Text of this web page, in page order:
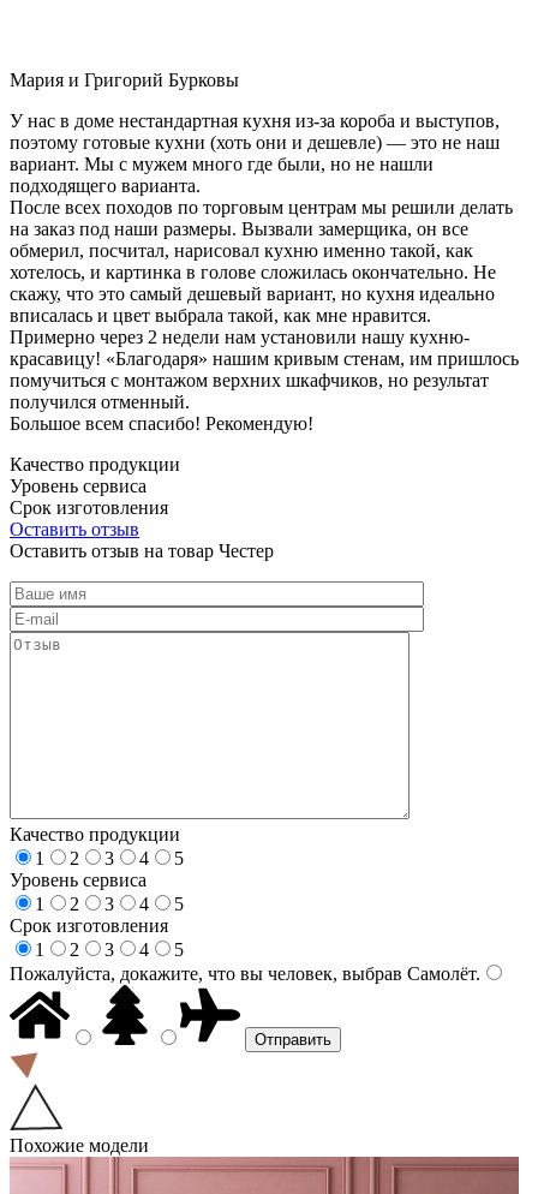
Мария и Григорий Бурковы
У нас в доме нестандартная кухня из-за короба и выступов,
поэтому готовые кухни (хоть они и дешевле) — это не наш
вариант. Мы с мужем много где были, но не нашли
подходящего варианта.
После всех походов по торговым центрам мы решили делать
на заказ под наши размеры. Вызвали замерщика, он все
обмерил, посчитал, нарисовал кухню именно такой, как
хотелось, и картинка в голове сложилась окончательно. Не
скажу, что это самый дешевый вариант, но кухня идеально
вписалась и цвет выбрала такой, как мне нравится.
Примерно через 2 недели нам установили нашу кухню-
красавицу! «Благодаря» нашим кривым стенам, им пришлось
помучиться с монтажом верхних шкафчиков, но результат
получился отменный.
Большое всем спасибо! Рекомендую!
Качество продукции
Уровень сервиса
Срок изготовления
Оставить отзыв
Оставить отзыв на товар Честер
Качество продукции
1
2 3 4
5
Уровень сервиса
1
2 3 4
5
Срок изготовления
1
2 3 4
5
Пожалуйста, докажите, что вы человек, выбрав Самолёт.
Похожие модели